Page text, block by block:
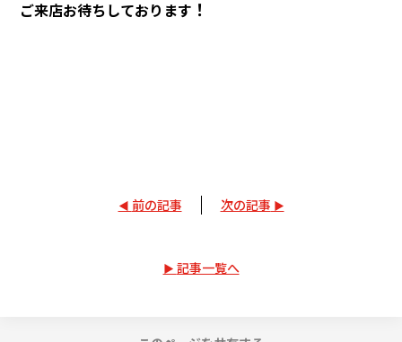
ご来店お待ちしております ！
前の記事 次の記事
記事一覧へ